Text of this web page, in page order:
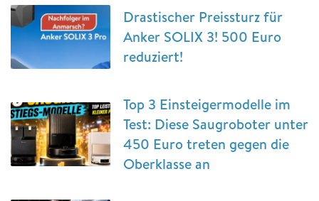
Drastischer Preissturz für
Anker SOLIX 3! 500 Euro
reduziert!
Top 3 Einsteigermodelle im
Test: Diese Saugroboter unter
450 Euro treten gegen die
Oberklasse an